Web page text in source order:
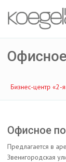
Бизнес-центр «2-
Офисное
Предлагается в
Звенигородская